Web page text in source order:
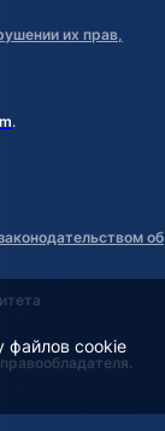
их прав,
.
об
файлов cookie